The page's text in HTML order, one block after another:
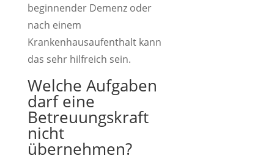
beginnender Demenz oder
nach einem
Krankenhausaufenthalt kann
das sehr hilfreich sein.
Welche Aufgaben
darf eine
Betreuungskraft
nicht
übernehmen?